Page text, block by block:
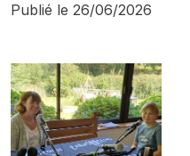
Publié le 26/06/2026